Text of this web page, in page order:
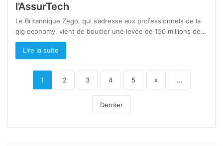
l’AssurTech
Le Britannique Zego, qui s’adresse aux professionnels de la
gig economy, vient de boucler une levée de 150 millions de…
Lire la suite
1 2 3 4 5 » ...
Dernier